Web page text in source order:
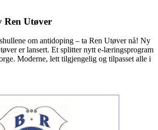
Ren Utøver
om antidoping – ta Ren Utøver nå! Ny
er lansert. Et splitter nytt e-læringsprogram
Moderne, lett tilgjengelig og tilpasset alle i